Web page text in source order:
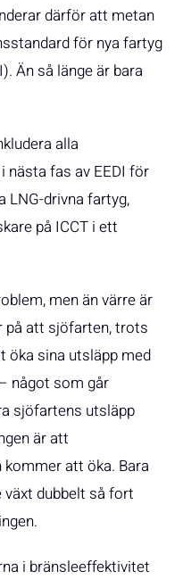
därför att metan
för nya fartyg
Än så länge är bara
alla
nästa fas av EEDI för
LNG-drivna fartyg,
på ICCT i ett
men än värre är
på att sjöfarten, trots
sina utsläpp med
något som går
sjöfartens utsläpp
är att
att öka. Bara
växt dubbelt så fort
i bränsleeffektivitet